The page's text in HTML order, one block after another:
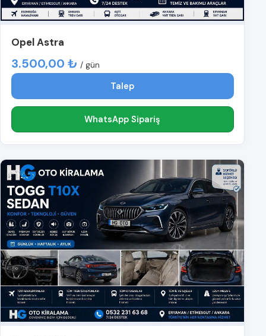
Opel Astra
3.500,00 ₺ / gün
Talep
WhatsApp Sipariş